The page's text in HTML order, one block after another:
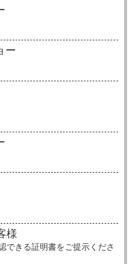
ー
様
できる証明書をご提示くださ